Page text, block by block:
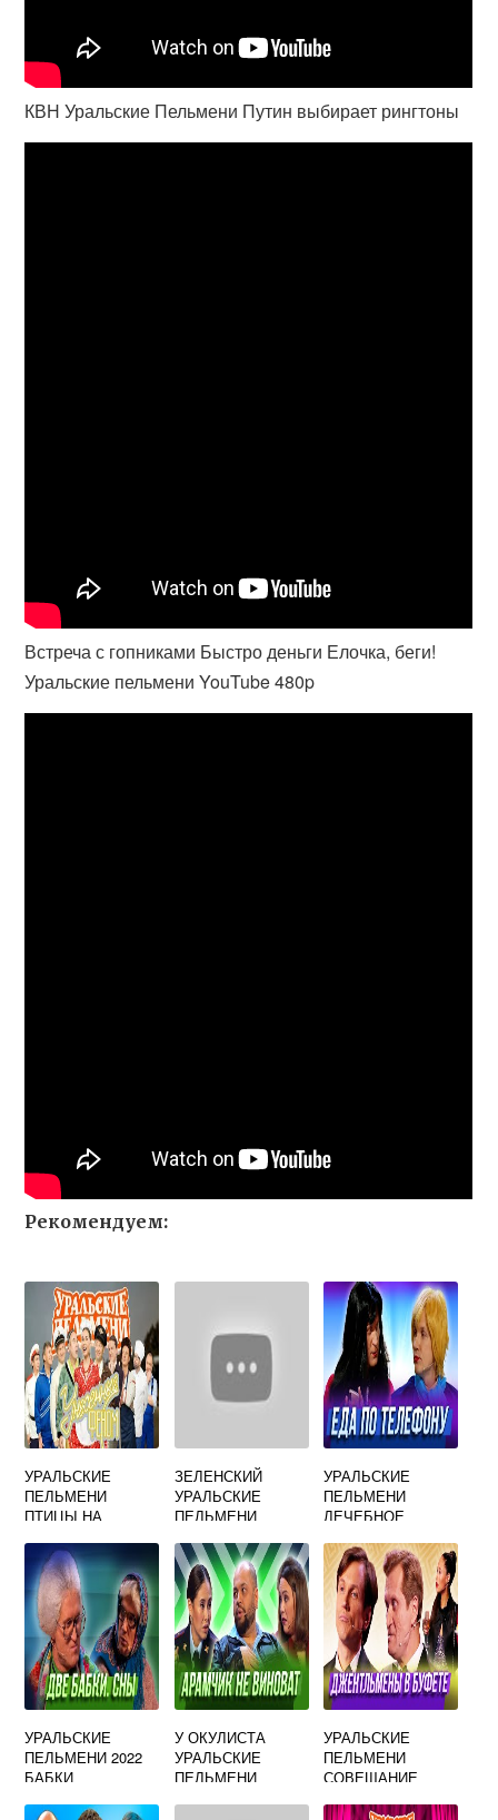
КВН Уральские Пельмени Путин выбирает рингтоны
Встреча с гопниками Быстро деньги Елочка, беги!
Уральские пельмени YouTube 480p
Рекомендуем:
УРАЛЬСКИЕ
ПЕЛЬМЕНИ
ПТИЦЫ НА
ЗЕЛЕНСКИЙ
УРАЛЬСКИЕ
ПЕЛЬМЕНИ
УРАЛЬСКИЕ
ПЕЛЬМЕНИ
ЛЕЧЕБНОЕ
УРАЛЬСКИЕ
ПЕЛЬМЕНИ 2022
БАБКИ
У ОКУЛИСТА
УРАЛЬСКИЕ
ПЕЛЬМЕНИ
УРАЛЬСКИЕ
ПЕЛЬМЕНИ
СОВЕЩАНИЕ